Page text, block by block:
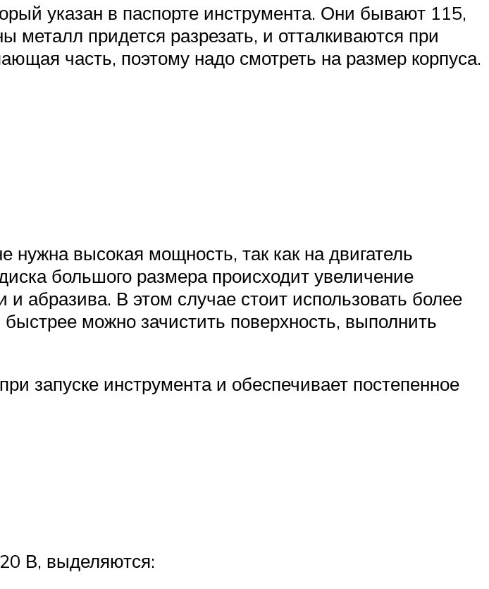
указан в паспорте инструмента. Они бывают 115,
придется разрезать, и отталкиваются при
часть, поэтому надо смотреть на размер корпуса.
высокая мощность, так как на двигатель
большого размера происходит увеличение
абразива. В этом случае стоит использовать более
можно зачистить поверхность, выполнить
запуске инструмента и обеспечивает постепенное
В, выделяются: